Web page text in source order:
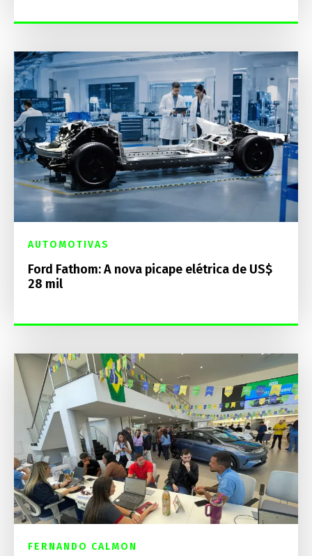
AUTOMOTIVAS
Ford Fathom: A nova picape elétrica de US$
28 mil
FERNANDO CALMON